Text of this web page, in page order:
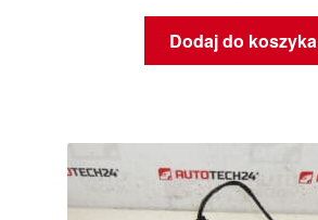
Dodaj do koszyka